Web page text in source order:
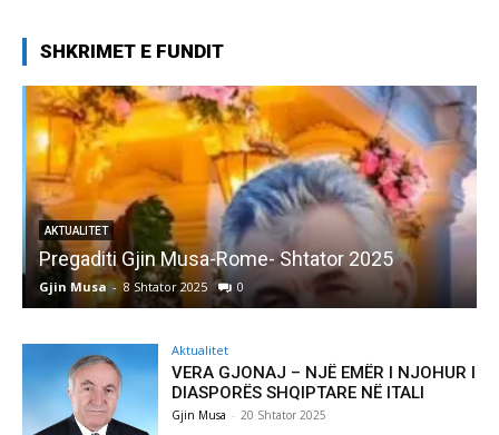
SHKRIMET E FUNDIT
AKTUALITET
Pregaditi Gjin Musa-Rome- Shtator 2025
Gjin Musa - 8 Shtator 2025 0
Aktualitet
VERA GJONAJ – NJË EMËR I NJOHUR I
DIASPORËS SHQIPTARE NË ITALI
Gjin Musa - 20 Shtator 2025